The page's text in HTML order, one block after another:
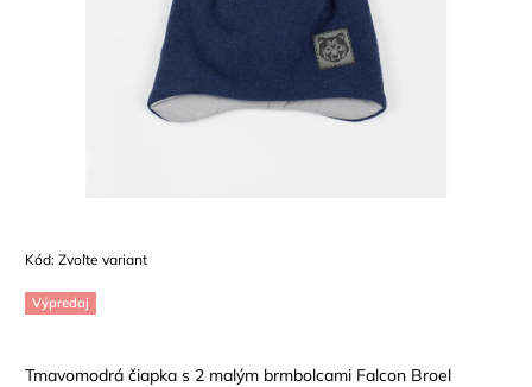
Kód: Zvoľte variant
Výpredaj
Tmavomodrá čiapka s 2 malým brmbolcami Falcon Broel